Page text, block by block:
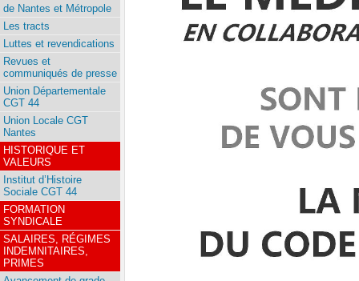
de Nantes et Métropole
Les tracts
Luttes et revendications
Revues et
communiqués de presse
Union Départementale
CGT 44
Union Locale CGT
Nantes
HISTORIQUE ET
VALEURS
Institut d’Histoire
Sociale CGT 44
FORMATION
SYNDICALE
SALAIRES, RÉGIMES
INDEMNITAIRES,
PRIMES